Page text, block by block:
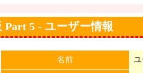
Part 5 - ユーザー情報
名前